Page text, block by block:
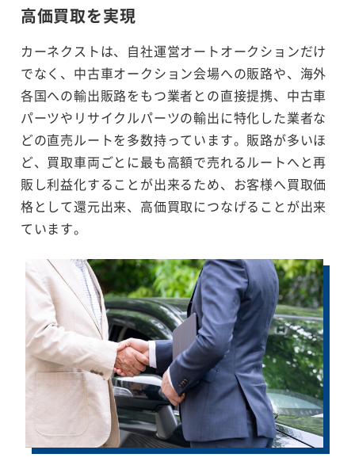
高価買取を実現
カーネクストは、自社運営オートオークションだけ
でなく、中古車オークション会場への販路や、海外
各国への輸出販路をもつ業者との直接提携、中古車
パーツやリサイクルパーツの輸出に特化した業者な
どの直売ルートを多数持っています。販路が多いほ
ど、買取車両ごとに最も高額で売れるルートへと再
販し利益化することが出来るため、お客様へ買取価
格として還元出来、高価買取につなげることが出来
ています。